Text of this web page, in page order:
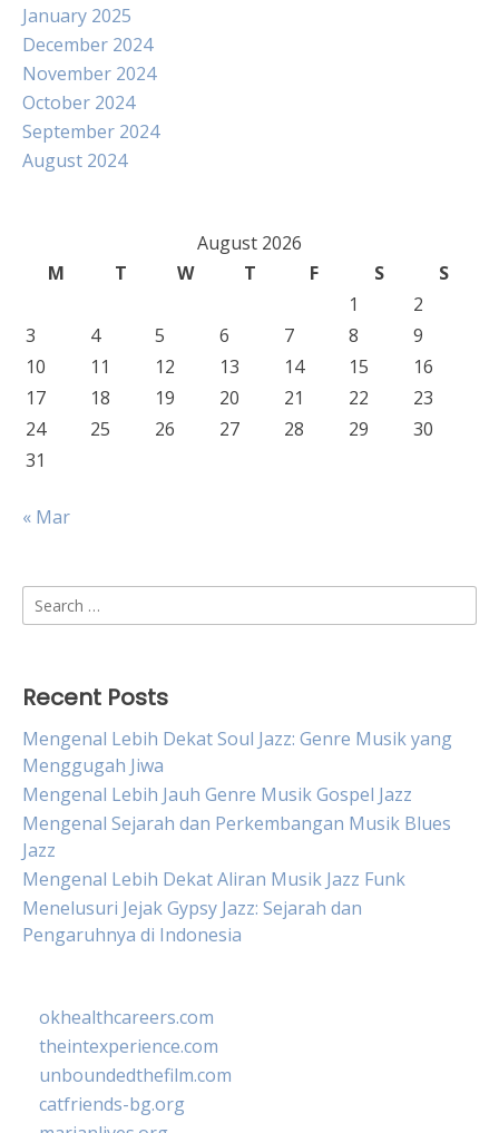
January 2025
December 2024
November 2024
October 2024
September 2024
August 2024
August 2026
M
T W T F S
S
1
2
3
4 5 6 7 8
9
10
11 12 13 14 15
16
17
18 19 20 21 22
23
24
25 26 27 28 29
30
31
« Mar
Search
for:
Recent Posts
Mengenal Lebih Dekat Soul Jazz: Genre Musik yang
Menggugah Jiwa
Mengenal Lebih Jauh Genre Musik Gospel Jazz
Mengenal Sejarah dan Perkembangan Musik Blues
Jazz
Mengenal Lebih Dekat Aliran Musik Jazz Funk
Menelusuri Jejak Gypsy Jazz: Sejarah dan
Pengaruhnya di Indonesia
okhealthcareers.com
theintexperience.com
unboundedthefilm.com
catfriends-bg.org